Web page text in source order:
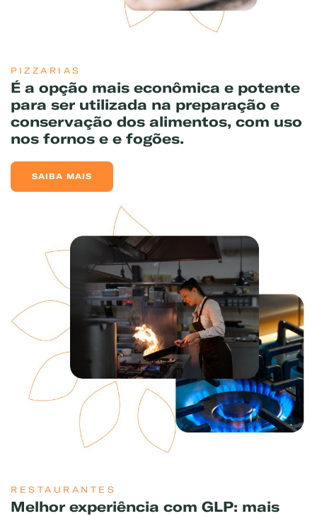
PIZZARIAS
É a opção mais econômica e potente
para ser utilizada na preparação e
conservação dos alimentos, com uso
nos fornos e e fogões.
SAIBA MAIS
RESTAURANTES
Melhor experiência com GLP: mais